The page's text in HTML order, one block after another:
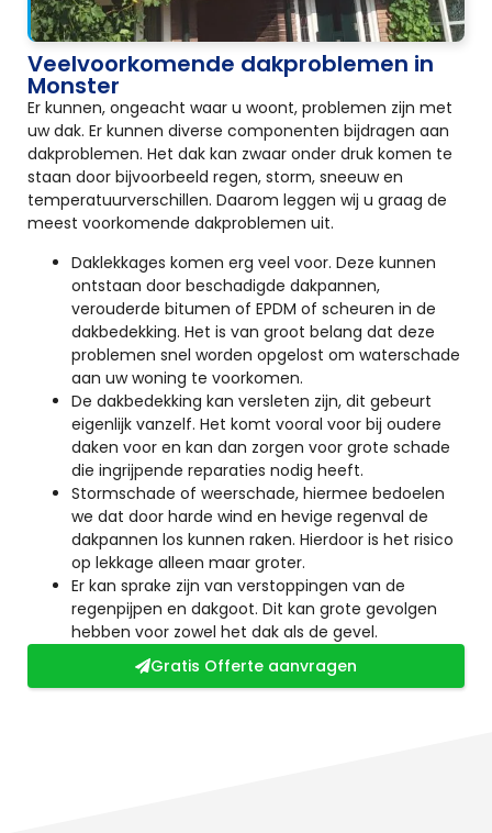
Veelvoorkomende dakproblemen in
Monster
Er kunnen, ongeacht waar u woont, problemen zijn met
uw dak. Er kunnen diverse componenten bijdragen aan
dakproblemen. Het dak kan zwaar onder druk komen te
staan door bijvoorbeeld regen, storm, sneeuw en
temperatuurverschillen. Daarom leggen wij u graag de
meest voorkomende dakproblemen uit.
Daklekkages komen erg veel voor. Deze kunnen
ontstaan door beschadigde dakpannen,
verouderde bitumen of EPDM of scheuren in de
dakbedekking. Het is van groot belang dat deze
problemen snel worden opgelost om waterschade
aan uw woning te voorkomen.
De dakbedekking kan versleten zijn, dit gebeurt
eigenlijk vanzelf. Het komt vooral voor bij oudere
daken voor en kan dan zorgen voor grote schade
die ingrijpende reparaties nodig heeft.
Stormschade of weerschade, hiermee bedoelen
we dat door harde wind en hevige regenval de
dakpannen los kunnen raken. Hierdoor is het risico
op lekkage alleen maar groter.
Er kan sprake zijn van verstoppingen van de
regenpijpen en dakgoot. Dit kan grote gevolgen
hebben voor zowel het dak als de gevel.
Gratis Offerte aanvragen